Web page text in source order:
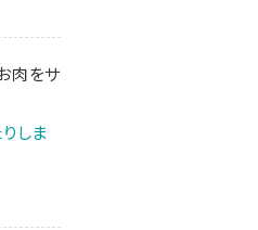
肉をサ
しま